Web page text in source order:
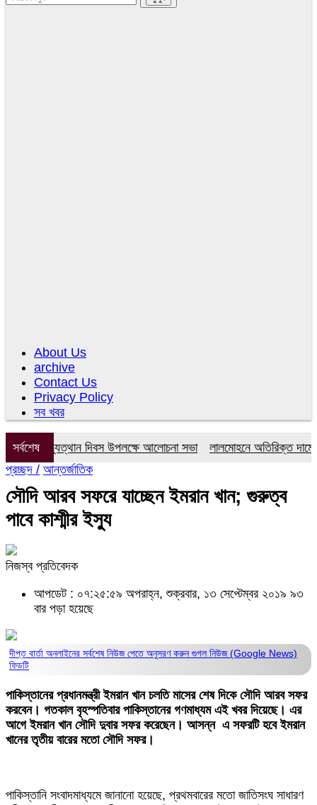
About Us
archive
Contact Us
Privacy Policy
সব খবর
সর্বশেষ
গণঅভ্যুত্থান দিবস উপলক্ষে আলোচনা সভা
লালমোহনে অতিরিক্ত দামে সার
প্রচ্ছদ / আন্তর্জাতিক
সৌদি আরব সফরে যাচ্ছেন ইমরান খান; গুরুত্ব
পাবে কাশ্মীর ইস্যু
নিজস্ব প্রতিবেদক
আপডেট : ০৭:২৫:৫৯ অপরাহ্ন, শুক্রবার, ১৩ সেপ্টেম্বর ২০১৯ ৯৩
বার পড়া হয়েছে
দীপ্ত বার্তা অনলাইনের সর্বশেষ নিউজ পেতে অনুসরণ করুনগুগল নিউজ (Google News)
ফিডটি
পাকিস্তানের প্রধানমন্ত্রী ইমরান খান চলতি মাসের শেষ দিকে সৌদি আরব সফর
করবেন। গতকাল বৃহস্পতিবার পাকিস্তানের গণমাধ্যম এই খবর দিয়েছে। এর
আগে ইমরান খান সৌদি দুবার সফর করেছেন। আসন্ন এ সফরটি হবে ইমরান
খানের তৃতীয় বারের মতো সৌদি সফর।
পাকিস্তানি সংবাদমাধ্যমে জানানো হয়েছে, প্রথমবারের মতো জাতিসংঘ সাধারণ